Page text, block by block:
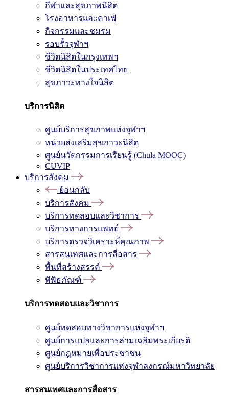
กีฬาและสุขภาพนิสิต
โรงอาหารและคาเฟ่
กิจกรรมและชมรม
รอบรั้วจุฬาฯ
ชีวิตนิสิตในกรุงเทพฯ
ชีวิตนิสิตในประเทศไทย
สุขภาวะทางใจนิสิต
บริการนิสิต
ศูนย์บริการสุขภาพแห่งจุฬาฯ
หน่วยส่งเสริมสุขภาวะนิสิต
ศูนย์นวัตกรรมการเรียนรู้ (Chula MOOC)
CUVIP
บริการสังคม
ย้อนกลับ
บริการสังคม
บริการทดสอบและวิชาการ
บริการทางการแพทย์
บริการตรวจวิเคราะห์คุณภาพ
สารสนเทศและการสื่อสาร
พื้นที่สร้างสรรค์
พิพิธภัณฑ์
บริการทดสอบและวิชาการ
ศูนย์ทดสอบทางวิชาการแห่งจุฬาฯ
ศูนย์การแปลและการล่ามเฉลิมพระเกียรติ
ศูนย์กฎหมายเพื่อประชาชน
ศูนย์บริการวิชาการแห่งจุฬาลงกรณ์มหาวิทยาลัย
สารสนเทศและการสื่อสาร